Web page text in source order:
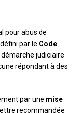
pour abus de
par le Code
démarche judiciaire
répondant à des
par une mise
recommandée